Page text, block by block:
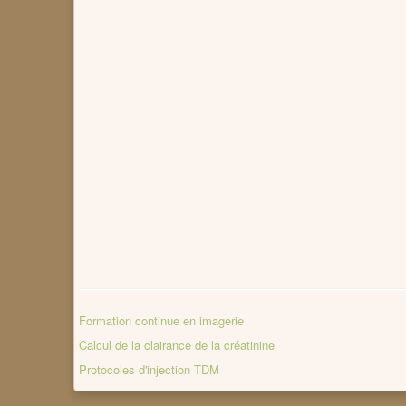
Formation continue en imagerie
Calcul de la clairance de la créatinine
Protocoles d'injection TDM